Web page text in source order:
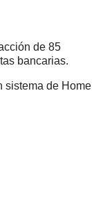
de 85
bancarias.
sistema de Home